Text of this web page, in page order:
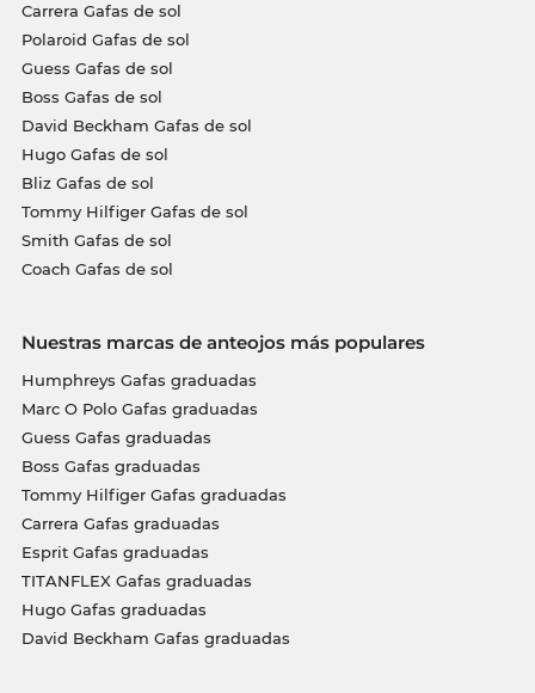
Carrera Gafas de sol
Polaroid Gafas de sol
Guess Gafas de sol
Boss Gafas de sol
David Beckham Gafas de sol
Hugo Gafas de sol
Bliz Gafas de sol
Tommy Hilfiger Gafas de sol
Smith Gafas de sol
Coach Gafas de sol
Nuestras marcas de anteojos más populares
Humphreys Gafas graduadas
Marc O Polo Gafas graduadas
Guess Gafas graduadas
Boss Gafas graduadas
Tommy Hilfiger Gafas graduadas
Carrera Gafas graduadas
Esprit Gafas graduadas
TITANFLEX Gafas graduadas
Hugo Gafas graduadas
David Beckham Gafas graduadas